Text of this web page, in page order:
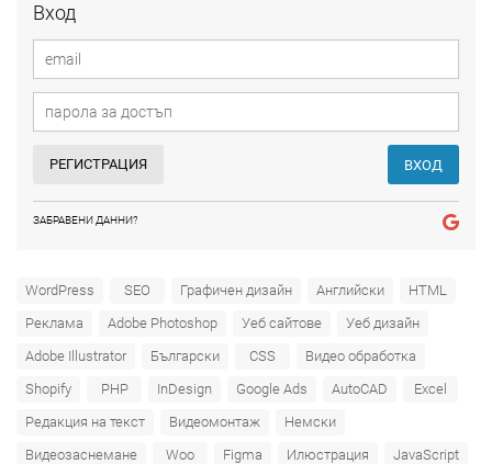
Вход
РЕГИСТРАЦИЯ ВХОД
ЗАБРАВЕНИ ДАННИ?
WordPress SEO Графичен дизайн Английски
HTML
Реклама
Adobe Photoshop Уеб сайтове
Уеб дизайн
Adobe Illustrator
Български CSS
Видео обработка
Shopify
PHP InDesign Google Ads AutoCAD
Excel
Редакция на текст
Видеомонтаж
Немски
Видеозаснемане
Woo Figma Илюстрация
JavaScript